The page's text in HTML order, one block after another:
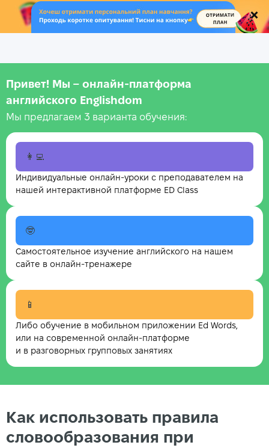
.
Привет! Мы – онлайн‑платформа
английского Englishdom
Мы предлагаем 3 варианта обучения:
👩‍💻
Индивидуальные онлайн-уроки с преподавателем на
нашей интерактивной платформе ED Class
🤓
Самостоятельное изучение английского на нашем
сайте в онлайн-тренажере
📱
Либо обучение в мобильном приложении Ed Words,
или на современной онлайн-платформе
и в разговорных групповых занятиях
Как использовать правила
словообразования при